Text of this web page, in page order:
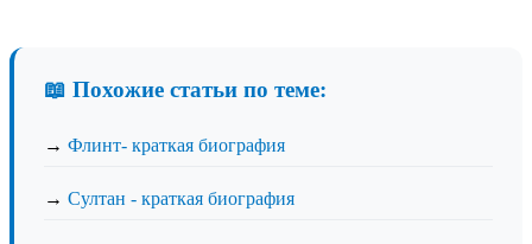
📖 Похожие статьи по теме:
→ Флинт- краткая биография
→ Султан - краткая биография